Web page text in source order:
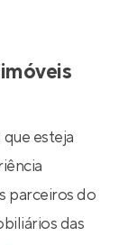
esteja
parceiros do
das